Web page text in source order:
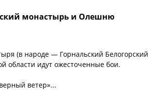
монастырь и Олешню
(в народе — Горнальский Белогорский
области идут ожесточенные бои.
ветер»...